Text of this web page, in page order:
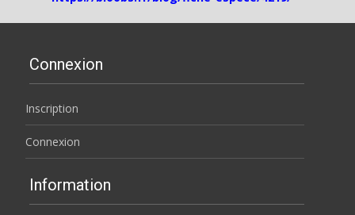
Connexion
Inscription
Connexion
Information